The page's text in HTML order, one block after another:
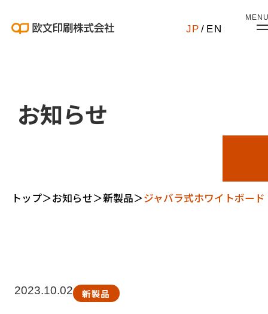
JP / EN
お知らせ
トップ＞お知らせ＞新製品＞ジャバラ式ホワイトボー
2023.10.02 新製品